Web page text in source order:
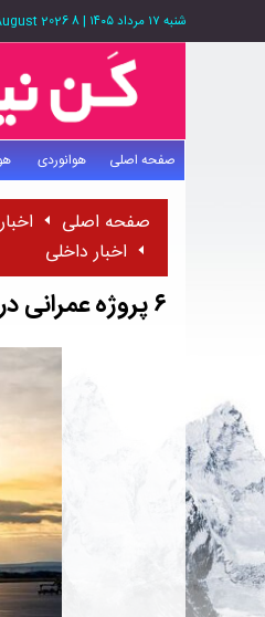
شنبه ۱۷ مرداد ۱۴۰۵ |
8 August 2026
صفحه اصلی هوانوردی
صفحه اصلی
اخبار داخلی
۶ پروژه عمرانی در شش فرودگاه کشور به بهره برداری می‌رسد